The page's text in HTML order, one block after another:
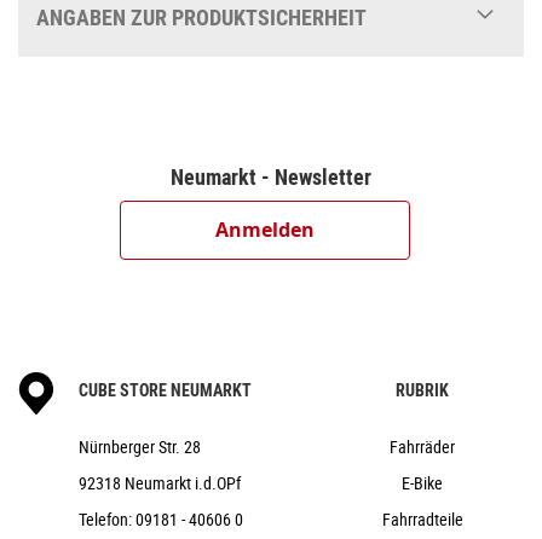
ANGABEN ZUR PRODUKTSICHERHEIT
Neumarkt - Newsletter
Anmelden
CUBE STORE NEUMARKT
Nürnberger Str. 28
92318 Neumarkt i.d.OPf
Telefon:09181 - 40606 0
RUBRIK
Fahrräder
E-Bike
Fahrradteile